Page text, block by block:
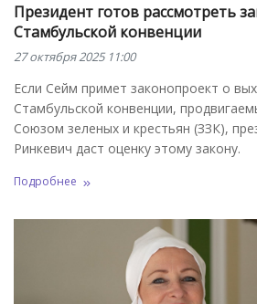
Президент готов рассмотреть
Стамбульской конвенции
27 октября 2025 11:00
Если Сейм примет законопроект о
Стамбульской конвенции,
Союзом зеленых и крестьян (ЗЗК),
Ринкевич даст оценку этому закону.
Подробнее